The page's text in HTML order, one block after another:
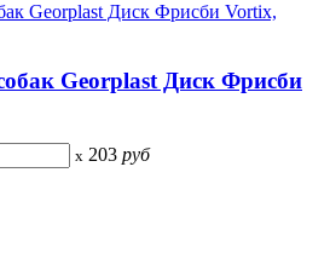
Georplast Диск Фрисби
x 203 руб